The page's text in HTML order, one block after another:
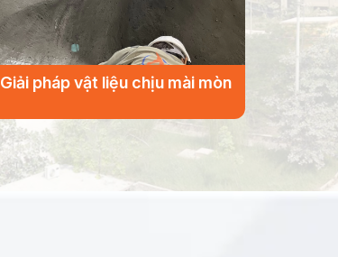
Giải pháp vật liệu chịu mài mòn